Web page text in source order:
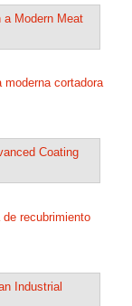
moderna cortadora
recubrimiento